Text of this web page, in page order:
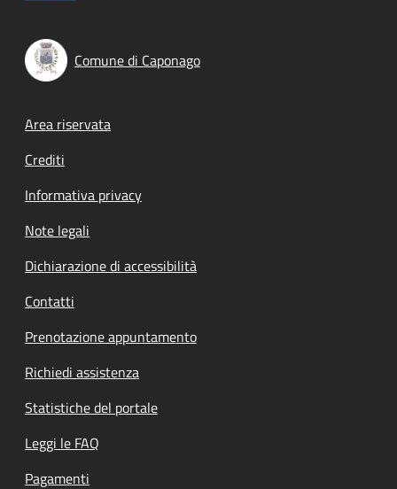
Comune di Caponago
Footer menu
Area riservata
Crediti
Informativa privacy
Note legali
Dichiarazione di accessibilità
Contatti
Prenotazione appuntamento
Richiedi assistenza
Statistiche del portale
Leggi le FAQ
Pagamenti